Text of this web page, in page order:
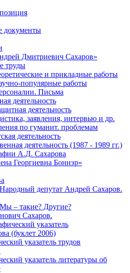
документы
Дмитриевич Сахаров»
труды
и прикладные работы
популярные работы
Письма
деятельность
деятельность
заявления, интервью и др.
по гуманит. проблемам
деятельность
деятельность (1987 - 1989 гг.)
А.Д. Сахарова
Георгиевна Боннэр»
депутат Андрей Сахаров.
– такие? Другие?
Сахаров.
указатель
(буклет 2006)
указатель трудов
указатель литературы об